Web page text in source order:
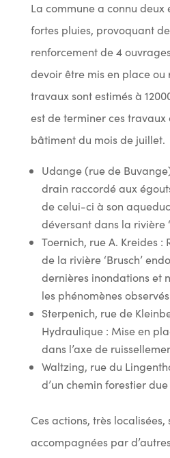
La commune a connu deux
fortes pluies, provoquant
renforcement de 4
devoir être mis en place
travaux sont estimés à
est de terminer ces travaux
bâtiment du mois de juillet.
Udange (rue de
drain raccordé aux
de celui-ci à son
déversant dans la rivière
Toernich, rue A. Kreides
de la rivière ‘Brusch’
dernières inondations et
les phénomènes
Sterpenich, rue de
Hydraulique : Mise en
dans l’axe de
Waltzing, rue du
d’un chemin forestier
Ces actions, très localisées,
accompagnées par